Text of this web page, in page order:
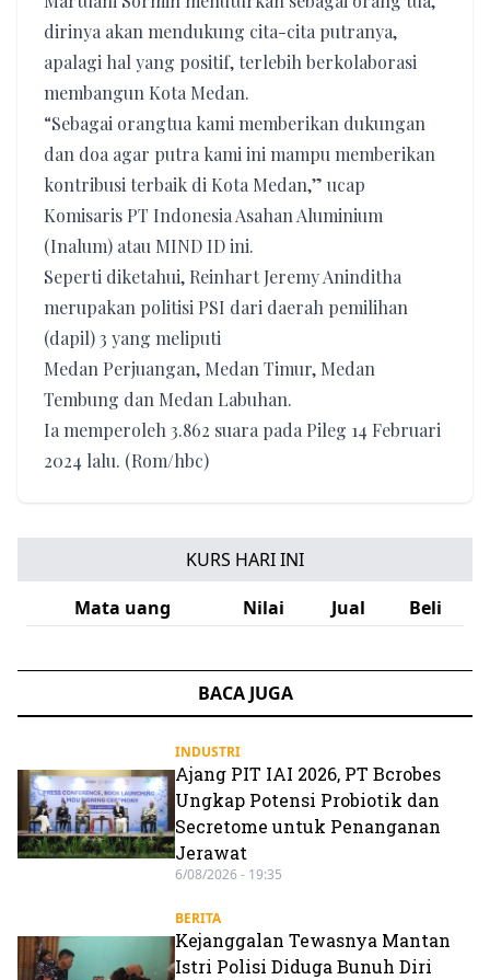
dirinya akan mendukung cita-cita putranya,
apalagi hal yang positif, terlebih berkolaborasi
membangun Kota Medan.
“Sebagai orangtua kami memberikan dukungan
dan doa agar putra kami ini mampu memberikan
kontribusi terbaik di Kota Medan,” ucap
Komisaris PT Indonesia Asahan Aluminium
(Inalum) atau MIND ID ini.
Seperti diketahui, Reinhart Jeremy Aninditha
merupakan politisi PSI dari daerah pemilihan
(dapil) 3 yang meliputi
Medan Perjuangan, Medan Timur, Medan
Tembung dan Medan Labuhan.
Ia memperoleh 3.862 suara pada Pileg 14 Februari
2024 lalu. (Rom/hbc)
KURS HARI INI
Mata uang
Nilai Jual Beli
BACA JUGA
INDUSTRI
Ajang PIT IAI 2026, PT Bcrobes
Ungkap Potensi Probiotik dan
Secretome untuk Penanganan
Jerawat
6/08/2026 - 19:35
BERITA
Kejanggalan Tewasnya Mantan
Istri Polisi Diduga Bunuh Diri